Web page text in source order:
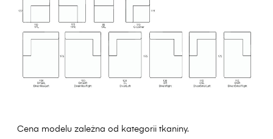
Cena modelu zależna od kategorii tkaniny.